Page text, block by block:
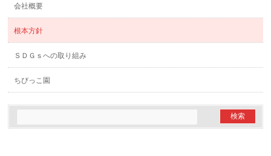
会社概要
根本方針
ＳＤＧｓへの取り組み
ちびっこ園